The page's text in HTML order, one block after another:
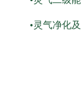
•灵气净化